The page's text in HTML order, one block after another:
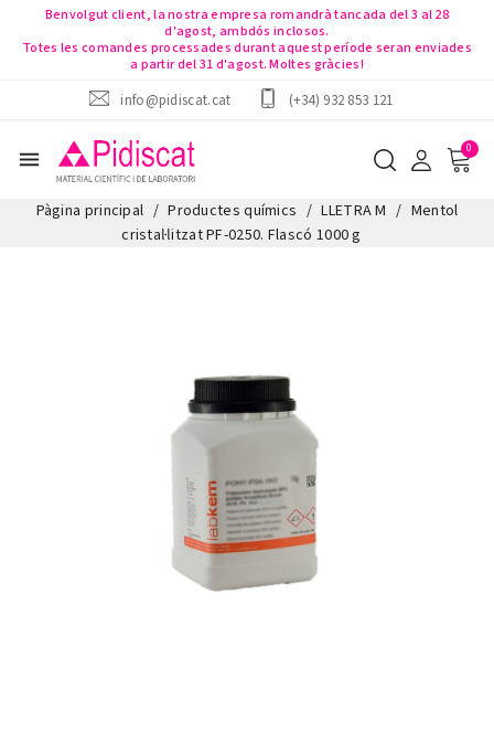
Benvolgut client, la nostra empresa romandrà tancada del 3 al 28
d'agost, ambdós inclosos.
Totes les comandes processades durant aquest període seran enviades
a partir del 31 d'agost. Moltes gràcies!
info@pidiscat.cat
(+34) 932 853 121
menu
Pàgina principal Productes químics LLETRA M
Mentol
cristal·litzat PF-0250. Flascó 1000 g